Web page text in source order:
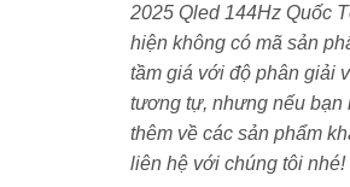
Tivi Xiaomi Max 100 inch hỗ trợ
144Hz, kết hợp công nghệ MEMC
mượt mà kể cả trong các cảnh tốc
xem phim hành động hay thể thao
giật hình hay xé khung. Tích hợp
2025 Qled 144Hz Quốc
hiện không có mã sản
tầm giá với độ phân giải
tương tự, nhưng nếu bạn
thêm về các sản phẩm
liên hệ với chúng tôi nhé!